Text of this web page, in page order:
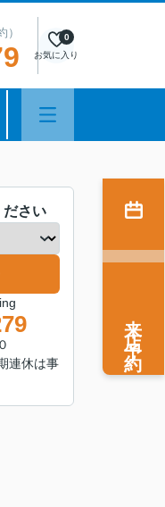
お気に入り
0
ださい
連休は事
来店予約